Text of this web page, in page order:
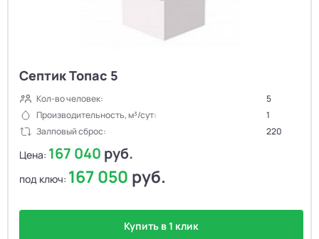
Септик Топас 5
Кол-во человек:
5
Производительность, м³/сут:
1
Залповый сброс:
220
Цена: 167 040 руб.
под ключ: 167 050 руб.
Купить в 1 клик